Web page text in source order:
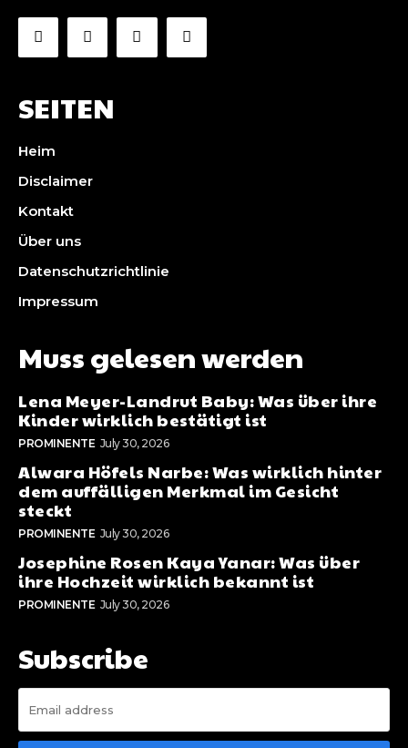
SEITEN
Heim
Disclaimer
Kontakt
Über uns
Datenschutzrichtlinie
Impressum
Muss gelesen werden
Lena Meyer-Landrut Baby: Was über ihre
Kinder wirklich bestätigt ist
PROMINENTE July 30, 2026
Alwara Höfels Narbe: Was wirklich hinter
dem auffälligen Merkmal im Gesicht
steckt
PROMINENTE July 30, 2026
Josephine Rosen Kaya Yanar: Was über
ihre Hochzeit wirklich bekannt ist
PROMINENTE July 30, 2026
Subscribe